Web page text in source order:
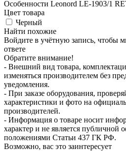
Особенности Leonord LE-1903/1
Цвет товара
Черный
Найти похожие
Войдите в учётную запись, чтобы
ответе
Обратите внимание!
- Внешний вид товара,
изменяться производителем без
уведомления.
- При заказе оборудования,
характеристики и фото на
производителей.
- Информация о товаре носит
характер и не является публичной
положениями Статьи 437 ГК РФ.
Возможно, вас это заинтересует